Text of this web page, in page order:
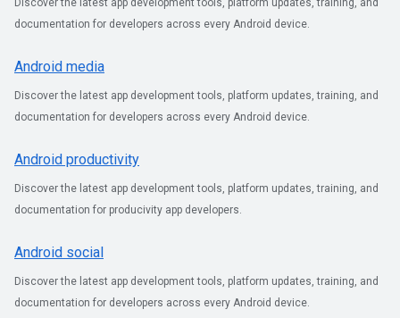
Discover the latest app development tools, platform updates, training, and
documentation for developers across every Android device.
Android media
Discover the latest app development tools, platform updates, training, and
documentation for developers across every Android device.
Android productivity
Discover the latest app development tools, platform updates, training, and
documentation for producivity app developers.
Android social
Discover the latest app development tools, platform updates, training, and
documentation for developers across every Android device.